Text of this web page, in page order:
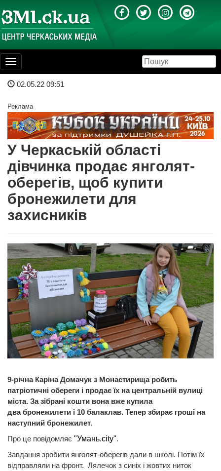
Toggle
navigation
02.05.22 09:51
Реклама
У Черкаській області
дівчинка продає янголят-
оберегів, щоб купити
бронежилети для
захисників
9-річна Каріна Домачук з Монастирища робить
патріотичні обереги і продає їх на центральній вулиці
міста. За зібрані кошти вона вже купила
два бронежилети і 10 балаклав. Тепер збирає гроші на
наступний бронежилет.
Про це повідомляє "Умань.city".
Завдання зробити янголят-оберегів дали в школі. Потім їх
відправляли на фронт. Лялечок з синіх і жовтих ниток